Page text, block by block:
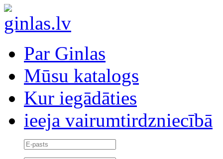
Par Ginlas
Mūsu katalogs
Kur iegādāties
ieeja vairumtirdzniecībā